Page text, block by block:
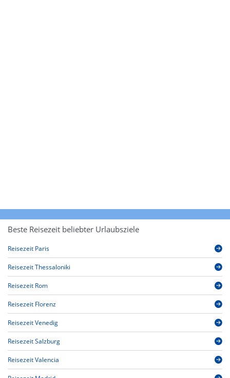
Beste Reisezeit beliebter Urlaubsziele
Reisezeit Paris
Reisezeit Thessaloniki
Reisezeit Rom
Reisezeit Florenz
Reisezeit Venedig
Reisezeit Salzburg
Reisezeit Valencia